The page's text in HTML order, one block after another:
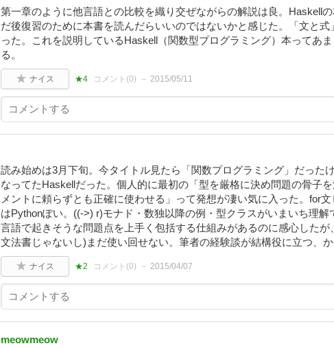
第一章のように他言語との比較を織り交ぜながらの解説は良。Haskell
だ後復習のために本書を読んだらいいのではないかと感じた。「文と式
った。これを説明しているHaskell（関数型プログラミング）本ってあ
る。
ナイス ★4 コメント(0) 2015/05/11
読み始めは3月下旬。今タイトル見たら「関数プログラミング」だった
なってたHaskellだった。個人的に最初の「型を厳格に決め問題の骨子を
メントに頼らずとも正確に使わせる」って発想が凄い気に入った。for
はPythonぽい。((->) r)モナド・数独以降の例・型クラスがいまいち理解
言語で起きそうな問題点を上手く包括する仕組みがあるのに感心したが
文法書じゃないし)まだ使い回せない。筆者の経験談が結構役に立つ、か
ナイス ★2 コメント(0) 2015/04/07
meowmeow